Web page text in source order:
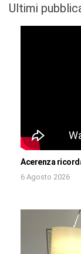
Ultimi
Acerenza
6 Agosto 2026